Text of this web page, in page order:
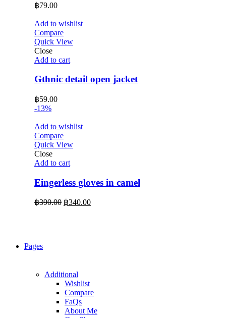
฿79.00
Add to wishlist
Compare
Quick View
Close
Add to cart
Gthnic detail open jacket
฿59.00
-13%
Add to wishlist
Compare
Quick View
Close
Add to cart
Eingerless gloves in camel
฿390.00 Original
฿340.00Current
Pages
Additional
Wishlist
Compare
FaQs
About Me